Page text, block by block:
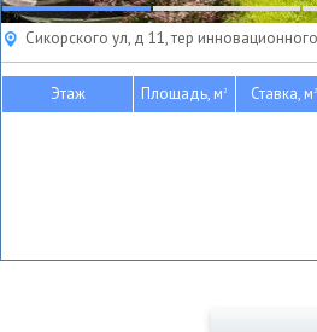
Сикорского ул, д 11, тер
Этаж Площадь, м2 Ставка, м2